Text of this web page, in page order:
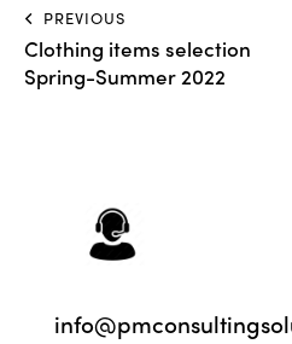
PREVIOUS
Clothing items selection
Spring-Summer 2022